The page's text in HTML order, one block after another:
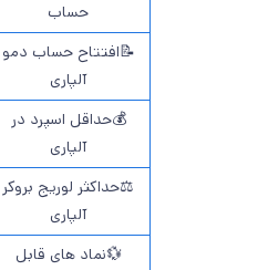
حساب
📝افتتاح حساب دمو
آلپاری
💰حداقل اسپرد در
آلپاری
⚖️حداکثر لوریج بروکر
آلپاری
💱نماد های قابل